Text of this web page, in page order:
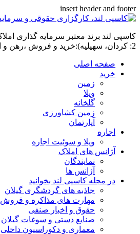
insert header and footer
2: کردان، سهیلیه):خرید و فروش ،رهن و اجاره
صفحه اصلی
خرید
زمین
ویلا
گلخانه
زمین کشاورزی
آپارتمان
اجاره
ویلا و سوئیت اجاره
آژانس های املاک
نمایندگان
آژانس ها
در مجله کاسپی لند بخوانید
جاذبه های گردشگری گیلان
مهارت های مذاکره و فروش
حقوق و اخبار صنفی
صنایع دستی و سوغات گیلان
معماری و دکوراسیون داخلی